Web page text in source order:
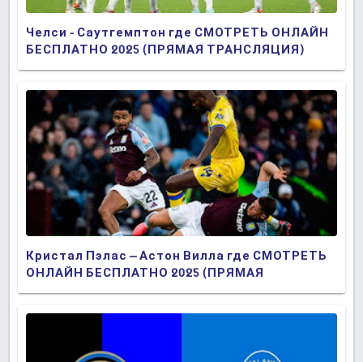
Челси - Саутгемптон где СМОТРЕТЬ ОНЛАЙН
БЕСПЛАТНО 2025 (ПРЯМАЯ ТРАНСЛЯЦИЯ)
Кристал Пэлас – Астон Вилла где СМОТРЕТЬ
ОНЛАЙН БЕСПЛАТНО 2025 (ПРЯМАЯ
ТРАНСЛЯЦИЯ)